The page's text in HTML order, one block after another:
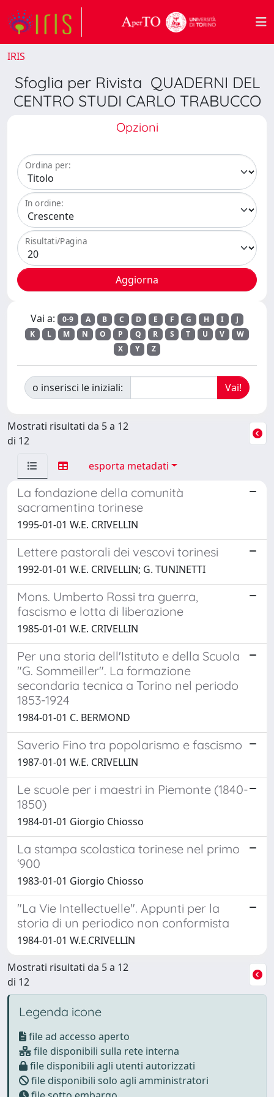
IRIS
Sfoglia per Rivista QUADERNI DEL
CENTRO STUDI CARLO TRABUCCO
Opzioni
Ordina per:
In ordine:
Risultati/Pagina
Vai a: 0-9 A B C D E F G H I
J
K
L M N O P Q R S T U V
W
X
Y Z
o inserisci le iniziali:
Mostrati risultati da 5 a 12
di 12
esporta metadati
La fondazione della comunità
sacramentina torinese
1995-01-01 W.E. CRIVELLIN
Lettere pastorali dei vescovi torinesi
1992-01-01 W.E. CRIVELLIN; G. TUNINETTI
Mons. Umberto Rossi tra guerra,
fascismo e lotta di liberazione
1985-01-01 W.E. CRIVELLIN
Per una storia dell'Istituto e della Scuola
"G. Sommeiller". La formazione
secondaria tecnica a Torino nel periodo
1853-1924
1984-01-01 C. BERMOND
Saverio Fino tra popolarismo e fascismo
1987-01-01 W.E. CRIVELLIN
Le scuole per i maestri in Piemonte (1840-
1850)
1984-01-01 Giorgio Chiosso
La stampa scolastica torinese nel primo
‘900
1983-01-01 Giorgio Chiosso
"La Vie Intellectuelle". Appunti per la
storia di un periodico non conformista
1984-01-01 W.E.CRIVELLIN
Mostrati risultati da 5 a 12
di 12
Legenda icone
file ad accesso aperto
file disponibili sulla rete interna
file disponibili agli utenti autorizzati
file disponibili solo agli amministratori